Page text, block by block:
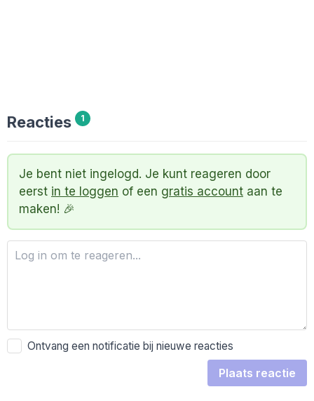
Reacties 1
Je bent niet ingelogd. Je kunt reageren door
eerst in te loggen of een gratis account aan te
maken! 🎉
Ontvang een notificatie bij nieuwe reacties
Plaats reactie